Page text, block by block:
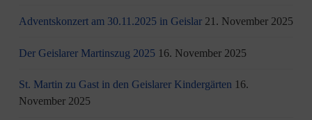
Adventskonzert am 30.11.2025 in Geislar 21. November 2025
Der Geislarer Martinszug 2025 16. November 2025
St. Martin zu Gast in den Geislarer Kindergärten 16.
November 2025